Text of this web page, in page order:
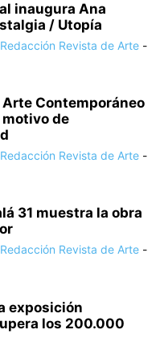
inaugura Ana
/ Utopía
Redacción Revista de Arte -
Arte Contemporáneo
de
Redacción Revista de Arte -
31 muestra la obra
Redacción Revista de Arte -
exposición
los 200.000